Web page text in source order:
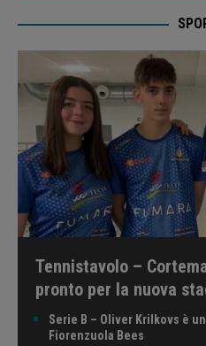
Tennistavolo –
pronto per la nuova
Serie B – Oliver Krilkovs è
Fiorenzuola Bees